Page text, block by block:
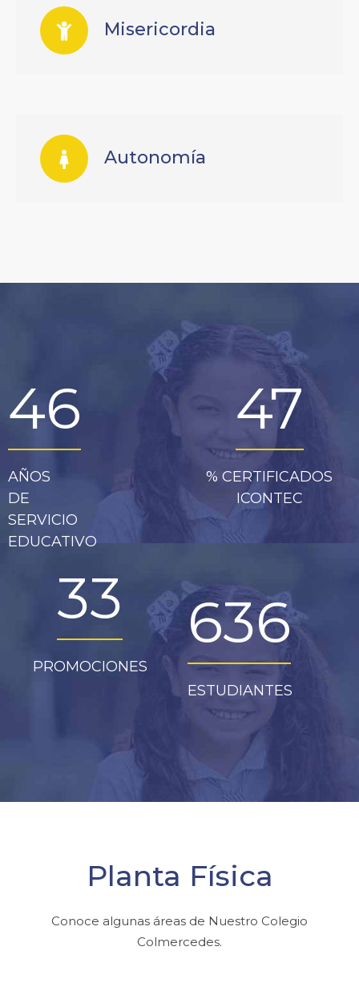
Misericordia
Autonomía
72
AÑOS
DE
SERVICIO
EDUCATIVO
71
% CERTIFICADOS
ICONTEC
51
PROMOCIONES
979
ESTUDIANTES
Planta Física
Conoce algunas áreas de Nuestro Colegio
Colmercedes.